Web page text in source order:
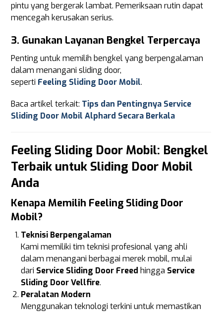
pintu yang bergerak lambat. Pemeriksaan rutin dapat
mencegah kerusakan serius.
3. Gunakan Layanan Bengkel Terpercaya
Penting untuk memilih bengkel yang berpengalaman
dalam menangani sliding door,
seperti Feeling Sliding Door Mobil.
Baca artikel terkait: Tips dan Pentingnya Service
Sliding Door Mobil Alphard Secara Berkala
Feeling Sliding Door Mobil: Bengkel
Terbaik untuk Sliding Door Mobil
Anda
Kenapa Memilih Feeling Sliding Door
Mobil?
Teknisi Berpengalaman
Kami memiliki tim teknisi profesional yang ahli
dalam menangani berbagai merek mobil, mulai
dari Service Sliding Door Freed hingga Service
Sliding Door Vellfire.
Peralatan Modern
Menggunakan teknologi terkini untuk memastikan